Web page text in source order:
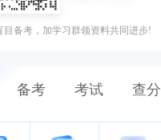
目备考，加学习群领资料共同进步!
备考 考试 查分